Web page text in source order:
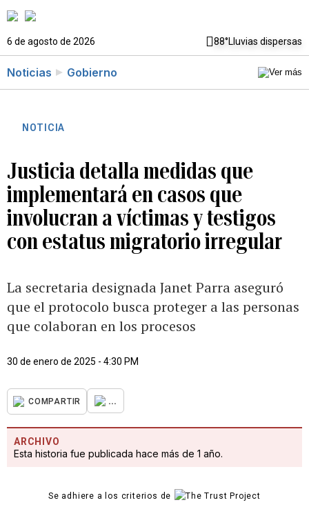
6 de agosto de 2026 88°Lluvias dispersas
Noticias Gobierno
NOTICIA
Justicia detalla medidas que
implementará en casos que
involucran a víctimas y testigos
con estatus migratorio irregular
La secretaria designada Janet Parra aseguró
que el protocolo busca proteger a las personas
que colaboran en los procesos
30 de enero de 2025 - 4:30 PM
COMPARTIR ...
ARCHIVO
Esta historia fue publicada hace más de 1 año.
Se adhiere a los criterios de